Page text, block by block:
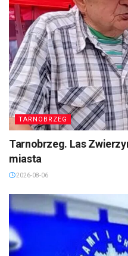
TARNOBRZEG
Tarnobrzeg. Las
miasta
2026-08-06